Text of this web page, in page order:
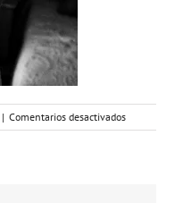
| Comentarios desactivadosen
IMG-